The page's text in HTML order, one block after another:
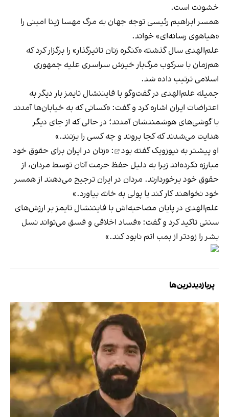
خشونت است.
همسر ابراهیم رئیسی توجه جهان به مرگ مهسا ژینا امینی را
«هیاهوی رسانه‌ای» خواند.
علم‌الهدی سال گذشته «کنگره زنان تاثیرگذار» را برگزار کرد که
هم‌زمان با سرکوب مرگ‌بار خیزش سراسری علیه جمهوری
اسلامی ترتیب داده شد.
جمیله علم‌الهدی در گفت‌وگو با فایننشال تایمز بار دیگر به
اعتراضات ایران اشاره کرد و گفت: «کسانی که به خیابان‌ها آمدند
با گوشی‌های هوشمندشان آمدند؛ در حالی‌ که از جای دیگر
هدایت می‌شدند که کجا بروند و چه کسی را بزنند.»
او پیشتر به نیوزویک گفته بود
: «زنان در ایران برای حقوق خود
مبارزه نکرده‌اند زیرا به دلیل حفظ حرمت آنان توسط مردان، از
حقوق خود برخوردارند. مردان در ایران ترجیح می‌دهند از همسر
خود نخواهند کار کند یا پولی به خانه بیاورد.»
علم‌الهدی در پایان مصاحبه‌اش با فایننشال تایمز بر ارزش‌های
سنتی تاکید کرد و گفت: «فساد اخلاقی و فسق می‌تواند نسل
بشر را زودتر از بمب اتم نابود کند.»
پربازدیدترین‌ها